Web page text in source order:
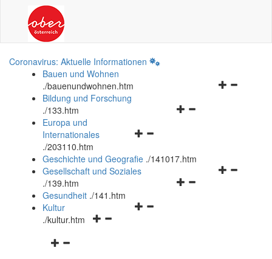
Coronavirus: Aktuelle Informationen
Bauen und Wohnen
./bauenundwohnen.htm
Navigationsmenü
Bildung und Forschung
./133.htm
Navigationsmenü
und
schließen
Europa und
Internationales
./203110.htm
Geschichte und Geografie ./141017.htm
Navigationsmenü
Gesellschaft und Soziales
./139.htm
Navigationsmenü
Gesundheit ./141.htm
Navigationsmenü
Kultur
./kultur.htm
Navigationsmenü